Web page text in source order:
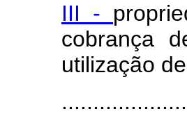
III -
cobrança
utilização